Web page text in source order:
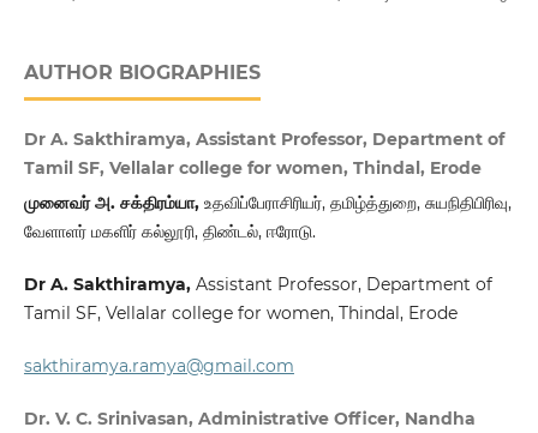
AUTHOR BIOGRAPHIES
Dr A. Sakthiramya, Assistant Professor, Department of
Tamil SF, Vellalar college for women, Thindal, Erode
முனைவர் அ. சக்திரம்யா, உதவிப்பேராசிரியர், தமிழ்த்துறை, சுயநிதிபிரிவு,
வேளாளர் மகளிர் கல்லூரி, திண்டல், ஈரோடு.
Dr A. Sakthiramya, Assistant Professor, Department of
Tamil SF, Vellalar college for women, Thindal, Erode
sakthiramya.ramya@gmail.com
Dr. V. C. Srinivasan, Administrative Officer, Nandha